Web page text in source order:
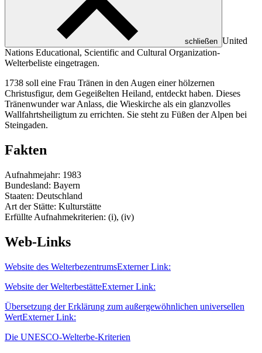
schließen United
Nations Educational, Scientific and Cultural Organization-
Welterbeliste eingetragen.
1738 soll eine Frau Tränen in den Augen einer hölzernen
Christusfigur, dem Gegeißelten Heiland, entdeckt haben. Dieses
Tränenwunder war Anlass, die Wieskirche als ein glanzvolles
Wallfahrtsheiligtum zu errichten. Sie steht zu Füßen der Alpen bei
Steingaden.
Fakten
Aufnahmejahr: 1983
Bundesland: Bayern
Staaten: Deutschland
Art der Stätte: Kulturstätte
Erfüllte Aufnahmekriterien: (i), (iv)
Web-Links
Website des WelterbezentrumsExterner Link:
Website der WelterbestätteExterner Link:
Übersetzung der Erklärung zum außergewöhnlichen universellen
WertExterner Link:
Die UNESCO-Welterbe-Kriterien